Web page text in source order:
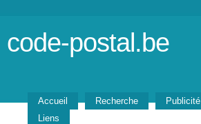
code-postal.be
Accueil Recherche Publicité
Liens